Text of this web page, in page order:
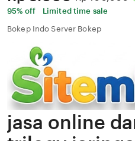
Price:
95% off
Limited time sale
Bokep Indo Server Bokep
jasa online